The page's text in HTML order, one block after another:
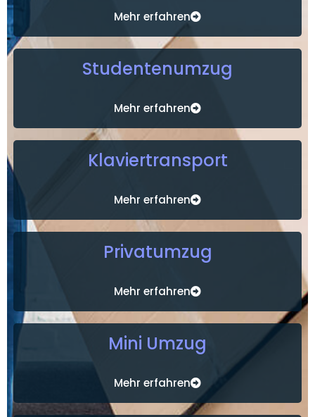
Mehr erfahren
Studentenumzug
Mehr erfahren
Klaviertransport
Mehr erfahren
Privatumzug
Mehr erfahren
Mini Umzug
Mehr erfahren